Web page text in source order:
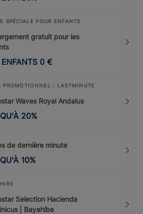
SPÉCIALE POUR ENFANTS
gratuit pour les
0 €
PROMOTIONNEL : LASTMINUTE
Waves Royal Andalus
20%
de dernière minute
10%
Selection Hacienda
| Bayahíbe